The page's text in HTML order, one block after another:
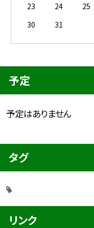
23
24 25
30
31
予定
予定はありません
タグ
リンク